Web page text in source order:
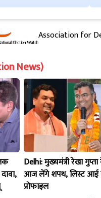
Association for
News)
Delhi: मुख्यमंत्री रेखा
आज लेंगे शपथ, लिस्ट आई
प्रोफाइल